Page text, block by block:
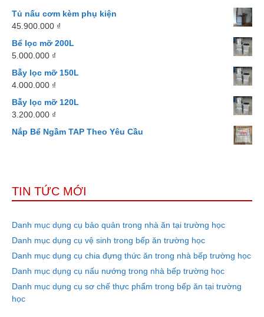
Tủ nấu cơm kèm phụ kiện
45.900.000 ₫
Bể lọc mỡ 200L
5.000.000 ₫
Bẫy lọc mỡ 150L
4.000.000 ₫
Bẫy lọc mỡ 120L
3.200.000 ₫
Nắp Bể Ngầm TAP Theo Yêu Cầu
TIN TỨC MỚI
Danh mục dụng cụ bảo quản trong nhà ăn tại trường học
Danh mục dụng cụ vệ sinh trong bếp ăn trường học
Danh mục dụng cụ chia đựng thức ăn trong nhà bếp trường học
Danh mục dụng cụ nấu nướng trong nhà bếp trường học
Danh mục dụng cụ sơ chế thực phẩm trong bếp ăn tại trường
học